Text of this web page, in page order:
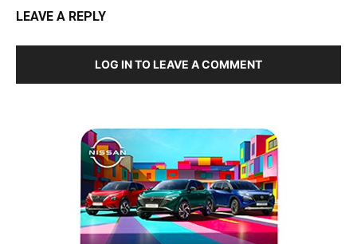
LEAVE A REPLY
LOG IN TO LEAVE A COMMENT